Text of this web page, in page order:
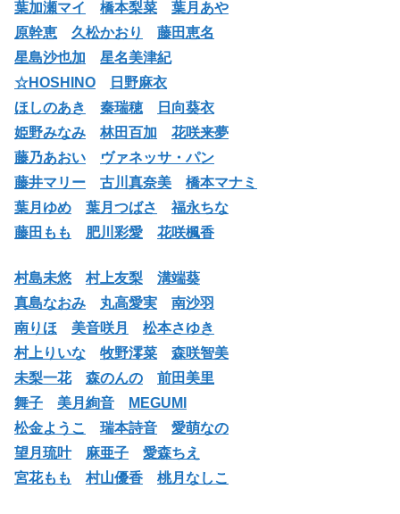
葉加瀬マイ
橋本梨菜
葉月あや
原幹恵
久松かおり
藤田恵名
星島沙也加
星名美津紀
☆HOSHINO
日野麻衣
ほしのあき
秦瑞穂
日向葵衣
姫野みなみ
林田百加
花咲来夢
藤乃あおい
ヴァネッサ・パン
藤井マリー
古川真奈美
橋本マナミ
葉月ゆめ
葉月つばさ
福永ちな
藤田もも
肥川彩愛 花咲楓香
村島未悠 村上友梨
溝端葵
真島なおみ
丸高愛実
南沙羽
南りほ
美音咲月
松本さゆき
村上りいな
牧野澪菜
森咲智美
未梨一花
森のんの
前田美里
舞子
美月絢音
MEGUMI
松金ようこ
瑞本詩音
愛萌なの
望月琉叶
麻亜子
愛森ちえ
宮花もも
村山優香 桃月なしこ